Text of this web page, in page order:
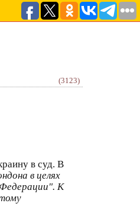
(3123)
в суд. В
в целях
К